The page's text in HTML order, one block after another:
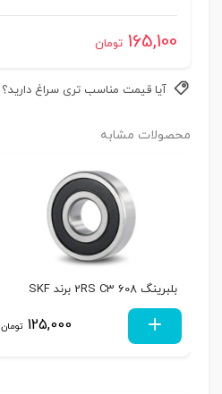
165,100 تومان
آیا قیمت مناسب تری سراغ دارید؟
محصولات مشابه
بلبرینگ 608 2RS C3 برند SKF
125,000 تومان